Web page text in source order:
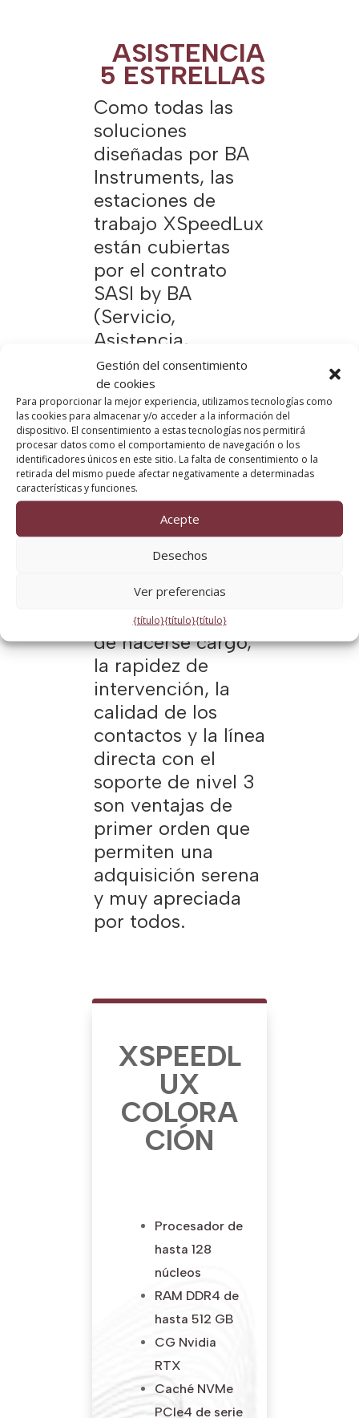
Gestión del consentimiento
de cookies
Para proporcionar la mejor experiencia, utilizamos tecnologías como
las cookies para almacenar y/o acceder a la información del
dispositivo. El consentimiento a estas tecnologías nos permitirá
procesar datos como el comportamiento de navegación o los
identificadores únicos en este sitio. La falta de consentimiento o la
retirada del mismo puede afectar negativamente a determinadas
características y funciones.
Acepte
Desechos
Ver preferencias
{título}{título}{título}
ASISTENCIA
5 ESTRELLAS
Como todas las
soluciones
diseñadas por BA
Instruments, las
estaciones de
trabajo XSpeedLux
están cubiertas
por el contrato
SASI by BA
(Servicio,
Asistencia,
Soporte,
Intervención). SASI
by BA es
reconocido por
todos los socios de
BA por la calidad
de sus servicios. El
alto nivel de
asistencia, la
capacidad de
reacción a la hora
de hacerse cargo,
la rapidez de
intervención, la
calidad de los
contactos y la línea
directa con el
soporte de nivel 3
son ventajas de
primer orden que
permiten una
adquisición serena
y muy apreciada
por todos.
XSPEEDL
UX
COLORA
CIÓN
Procesador de
hasta 128
núcleos
RAM DDR4 de
hasta 512 GB
CG Nvidia
RTX
Caché NVMe
PCIe4 de serie